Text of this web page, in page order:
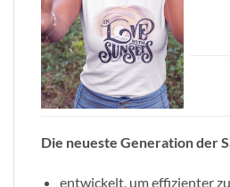
Die neueste Generation der
entwickelt, um effizienter